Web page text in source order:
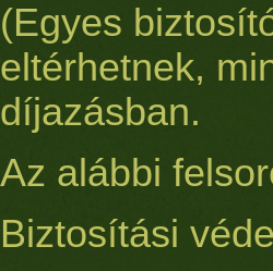
(Egyes
eltérhetnek,
díjazásban.
Az alábbi
Biztosítási